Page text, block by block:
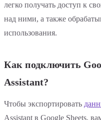
легко получать доступ к
над ними, а также
использования.
Как подключить
Assistant?
Чтобы экспортировать
Assistant в Google Sheets,